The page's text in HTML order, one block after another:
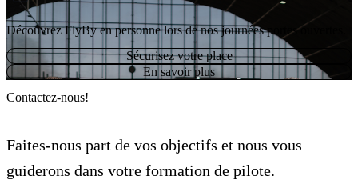
Découvrez FlyBy en personne lors de nos journées portes ouvertes.
Sécurisez votre place
En savoir plus
Contactez-nous!
Faites-nous part de vos objectifs et nous vous
guiderons dans votre formation de pilote.